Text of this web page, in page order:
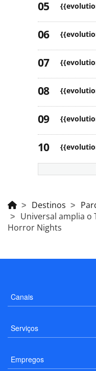
Destinos
Universal amplia o
Horror Nights
Canais
Serviços
Empregos